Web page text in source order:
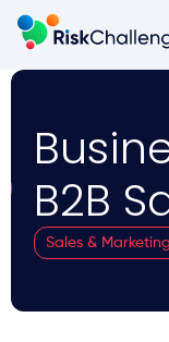
B2B
Sales & Marketing